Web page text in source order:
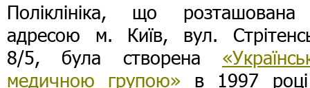
Поліклініка, що
адресою м. Київ, вул.
8/5, була створена
медичною групою» в 1997